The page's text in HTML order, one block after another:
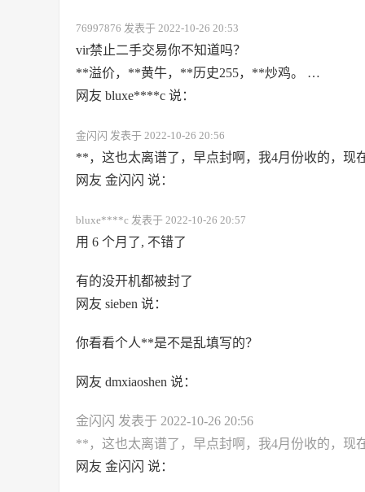
76997876 发表于 2022-10-26 20:53
vir禁止二手交易你不知道吗？
**溢价，**黄牛，**历史255，**炒鸡。 …
网友 bluxe****c 说：
金闪闪 发表于 2022-10-26 20:56
**，这也太离谱了，早点封啊，我4月份收的，现
网友 金闪闪 说：
bluxe****c 发表于 2022-10-26 20:57
用 6 个月了, 不错了
有的没开机都被封了
网友 sieben 说：
你看看个人**是不是乱填写的？
网友 dmxiaoshen 说：
金闪闪 发表于 2022-10-26 20:56
**，这也太离谱了，早点封啊，我4月份收的，现
网友 金闪闪 说：